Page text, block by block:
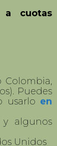
Colombia,
Puedes
Unidos
y
tiene un
2% a